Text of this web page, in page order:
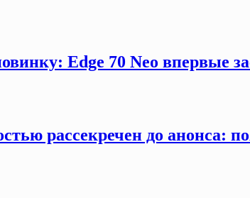
Edge 70 Neo впервые
рассекречен до анонса: